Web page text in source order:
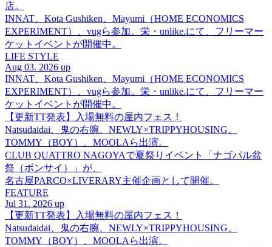
店。
INNAT、Kota Gushiken、Mayumi（HOME ECONOMICS
EXPERIMENT）、vugら参加。栄・unlike.にて、フリーマー
ケットイベントが開催中。
LIFE STYLE
Aug 03. 2026 up
INNAT、Kota Gushiken、Mayumi（HOME ECONOMICS
EXPERIMENT）、vugら参加。栄・unlike.にて、フリーマー
ケットイベントが開催中。
【更新TT発表】入場無料の屋内フェス！
Natsudaidai、鬼の右腕、NEWLY×TRIPPYHOUSING、
TOMMY（BOY）、MOOLAら出演。
CLUB QUATTRO NAGOYAで夏祭りイベント「ナゴパル盆
祭（ボンサイ）」が、
名古屋PARCO×LIVERARY主催企画として開催。
FEATURE
Jul 31. 2026 up
【更新TT発表】入場無料の屋内フェス！
Natsudaidai、鬼の右腕、NEWLY×TRIPPYHOUSING、
TOMMY（BOY）、MOOLAら出演。